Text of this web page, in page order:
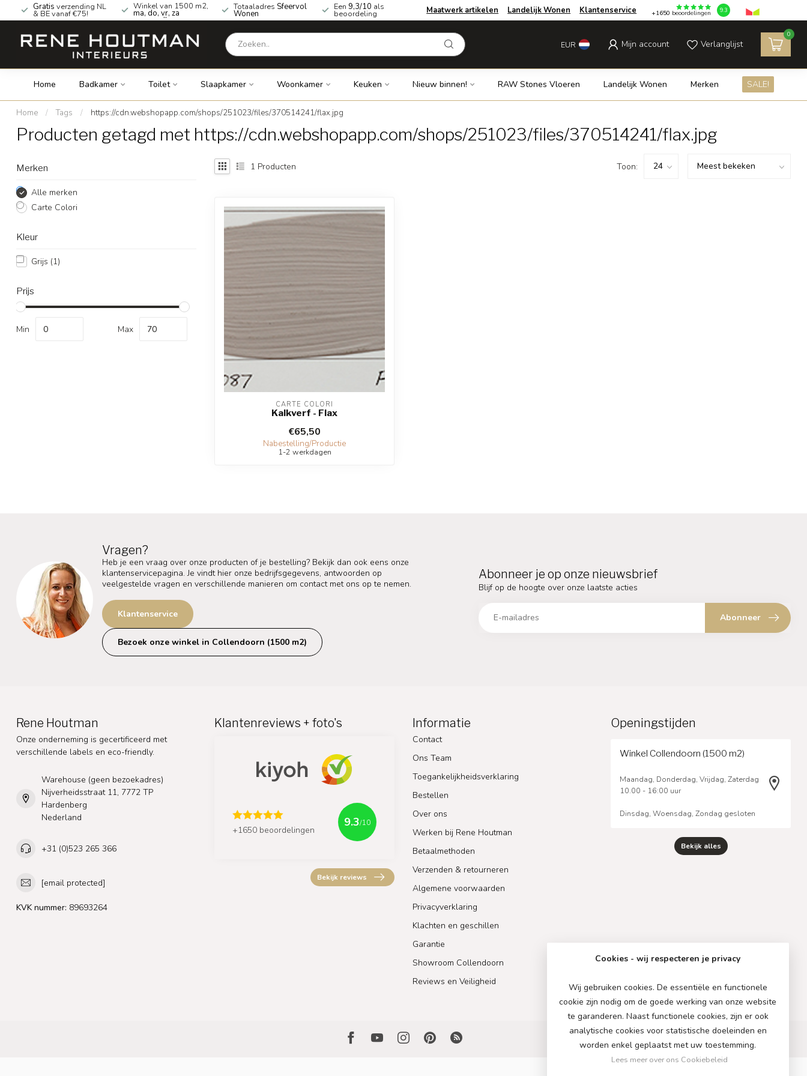
Gratis verzending NL
& BE vanaf €75!
Winkel van 1500 m2,
ma, do, vr, za
geopend!
Totaaladres Sfeervol
Wonen
Een 9,3/10 als
beoordeling Maatwerk artikelen Landelijk Wonen Klantenservice +1650 beoordelingen 9.3
EUR Mijn account Verlanglijst
0
Home Badkamer Toilet Slaapkamer Woonkamer Keuken Nieuw binnen! RAW Stones Vloeren Landelijk Wonen Merken SALE!
Home / Tags / https://cdn.webshopapp.com/shops/251023/files/370514241/flax.jpg
Producten getagd met https://cdn.webshopapp.com/shops/251023/files/370514241/flax.jpg
Merken
Alle merken
Carte Colori
Kleur
Grijs (1)
Prijs
Min Max
1 Producten Toon:
CARTE COLORI
Kalkverf - Flax
€65,50
Nabestelling/Productie
1-2 werkdagen
Vragen?
Heb je een vraag over onze producten of je bestelling? Bekijk dan ook eens onze
klantenservicepagina. Je vindt hier onze bedrijfsgegevens, antwoorden op
veelgestelde vragen en verschillende manieren om contact met ons op te nemen.
Klantenservice
Bezoek onze winkel in Collendoorn (1500 m2)
Abonneer je op onze nieuwsbrief
Blijf op de hoogte over onze laatste acties
Abonneer
Rene Houtman
Onze onderneming is gecertificeerd met
verschillende labels en eco-friendly.
Warehouse (geen bezoekadres)
Nijverheidsstraat 11, 7772 TP
Hardenberg
Nederland
+31 (0)523 265 366
[email protected]
KVK nummer: 89693264
Klantenreviews + foto's
+1650 beoordelingen
9.3/10
Bekijk reviews
Informatie
Contact
Ons Team
Toegankelijkheidsverklaring
Bestellen
Over ons
Werken bij Rene Houtman
Betaalmethoden
Verzenden & retourneren
Algemene voorwaarden
Privacyverklaring
Klachten en geschillen
Garantie
Showroom Collendoorn
Reviews en Veiligheid
Openingstijden
Winkel Collendoorn (1500 m2)
Maandag, Donderdag, Vrijdag, Zaterdag
10.00 - 16:00 uur
Dinsdag, Woensdag, Zondag gesloten
Bekijk alles
Cookies - wij respecteren je privacy
Wij gebruiken cookies. De essentiële en functionele
cookie zijn nodig om de goede werking van onze website
te garanderen. Naast functionele cookies, zijn er ook
analytische cookies voor statistische doeleinden en
worden enkel geplaatst met uw toestemming.
Lees meer over ons Cookiebeleid